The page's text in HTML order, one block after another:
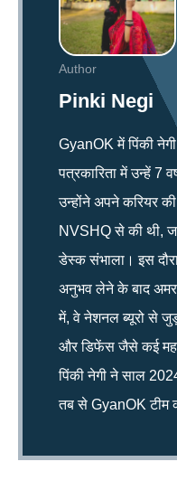
Author
Pinki Negi
GyanOK में पिंकी नेगी
पत्रकारिता में उन्हें 7
उन्होंने अपने करियर
NVSHQ से की थी,
डेस्क संभाला। इस
अनुभव लेने के बाद अमर
में, वे नेशनल ब्यूरो से
और डिफेंस जैसे कई
पिंकी नेगी ने साल
तब से GyanOK टीम